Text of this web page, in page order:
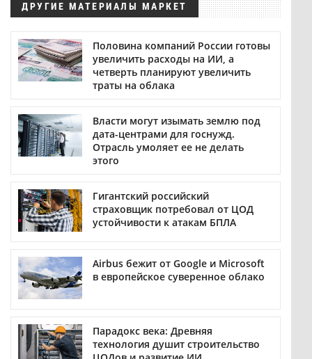
ДРУГИЕ МАТЕРИАЛЫ МАРКЕТ
Половина компаний России готовы
увеличить расходы на ИИ, а
четверть планируют увеличить
траты на облака
Власти могут изымать землю под
дата-центрами для госнужд.
Отрасль умоляет ее не делать
этого
Гигантский российский
страховщик потребовал от ЦОД
устойчивости к атакам БПЛА
Airbus бежит от Google и Microsoft
в европейское суверенное облако
Парадокс века: Древняя
технология душит строительство